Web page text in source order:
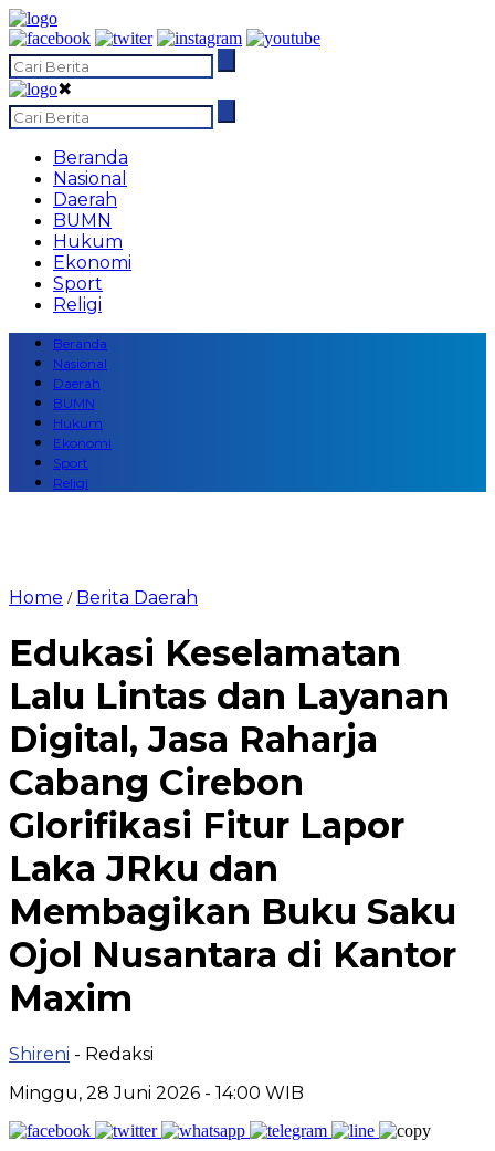
✖
Beranda
Nasional
Daerah
BUMN
Hukum
Ekonomi
Sport
Religi
Beranda
Nasional
Daerah
BUMN
Hukum
Ekonomi
Sport
Religi
Home / Berita Daerah
Edukasi Keselamatan
Lalu Lintas dan Layanan
Digital, Jasa Raharja
Cabang Cirebon
Glorifikasi Fitur Lapor
Laka JRku dan
Membagikan Buku Saku
Ojol Nusantara di Kantor
Maxim
Shireni - Redaksi
Minggu, 28 Juni 2026 - 14:00 WIB